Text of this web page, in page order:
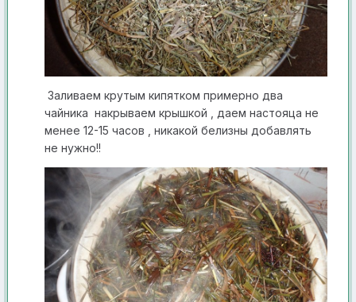
Заливаем крутым кипятком примерно два
чайника накрываем крышкой , даем настояца не
менее 12-15 часов , никакой белизны добавлять
н е нужно!!